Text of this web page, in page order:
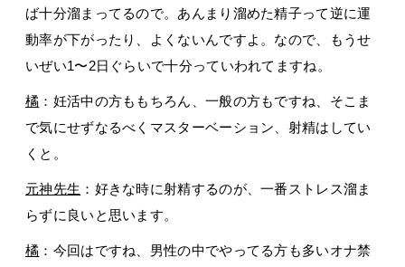
ば十分溜まってるので。あんまり溜めた精子って逆に運
動率が下がったり、よくないんですよ。なので、もうせ
いぜい1〜2日ぐらいで十分っていわれてますね。
橘 ：妊活中の方ももちろん、一般の方もですね、そこま
で気にせずなるべくマスターベーション、射精はしてい
くと。
元神先生 ：好きな時に射精するのが、一番ストレス溜ま
らずに良いと思います。
橘 ：今回はですね、男性の中でやってる方も多いオナ禁